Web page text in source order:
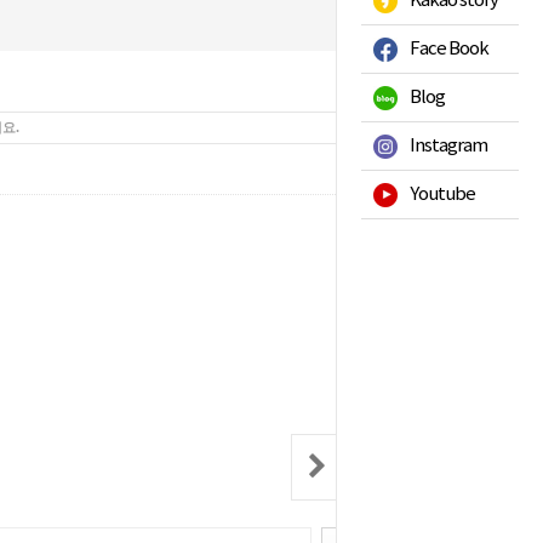
Face Book
Blog
Instagram
Youtube
요.